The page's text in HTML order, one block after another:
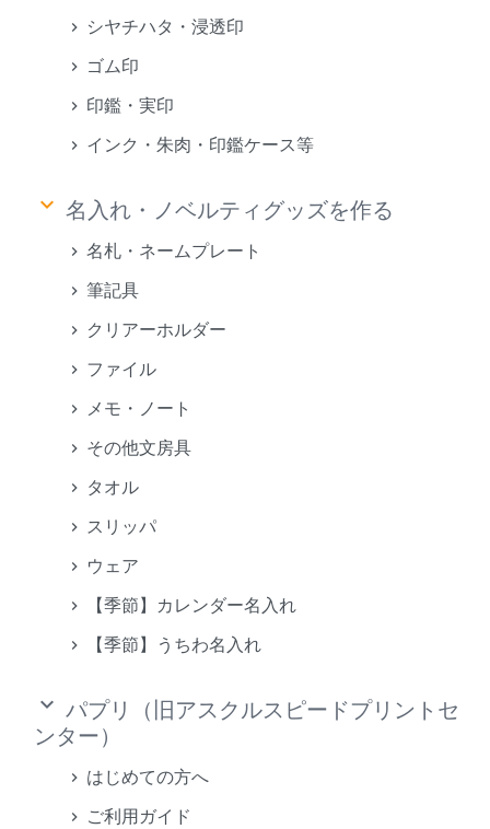
シヤチハタ・浸透印
ゴム印
印鑑・実印
インク・朱肉・印鑑ケース等
keyboard_arrow_down 名入れ・ノベルティグッズを作る
名札・ネームプレート
筆記具
クリアーホルダー
ファイル
メモ・ノート
その他文房具
タオル
スリッパ
ウェア
【季節】カレンダー名入れ
【季節】うちわ名入れ
keyboard_arrow_down パプリ（旧アスクルスピードプリントセ
ンター）
はじめての方へ
ご利用ガイド